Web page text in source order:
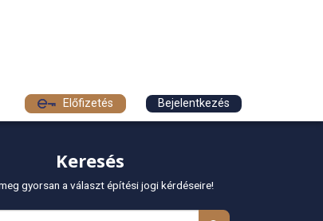
Előfizetés Bejelentkezés
Keresés
gyorsan a választ építési jogi kérdéseire!